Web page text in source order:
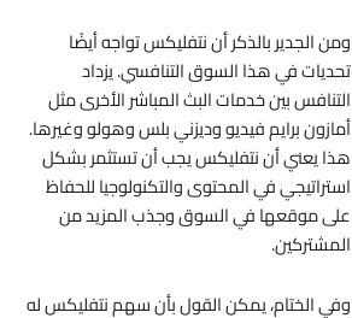
ومن الجدير بالذكر أن نتفليكس تواجه أيضًا
تحديات في هذا السوق التنافسي. يزداد
التنافس بين خدمات البث المباشر الأخرى مثل
أمازون برايم فيديو وديزني بلس وهولو وغيرها.
هذا يعني أن نتفليكس يجب أن تستثمر بشكل
استراتيجي في المحتوى والتكنولوجيا للحفاظ
على موقعها في السوق وجذب المزيد من
المشتركين.
وفي الختام، يمكن القول بأن سهم نتفليكس له